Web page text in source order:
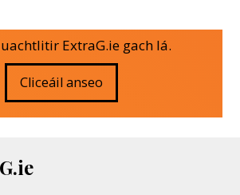
ExtraG.ie gach lá.
Cliceáil anseo